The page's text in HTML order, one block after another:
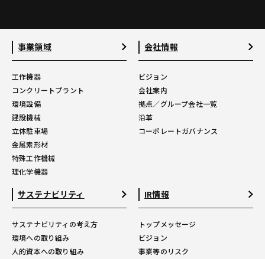
事業領域
工作機器
コンクリートプラント
環境設備
建設機械
立体駐車場
金属素形材
特殊工作機械
理化学機器
会社情報
ビジョン
会社案内
拠点／グループ会社一覧
沿革
コーポレートガバナンス
サステナビリティ
サステナビリティの考え方
環境への取り組み
人的資本への取り組み
IR情報
トップメッセージ
ビジョン
事業等のリスク